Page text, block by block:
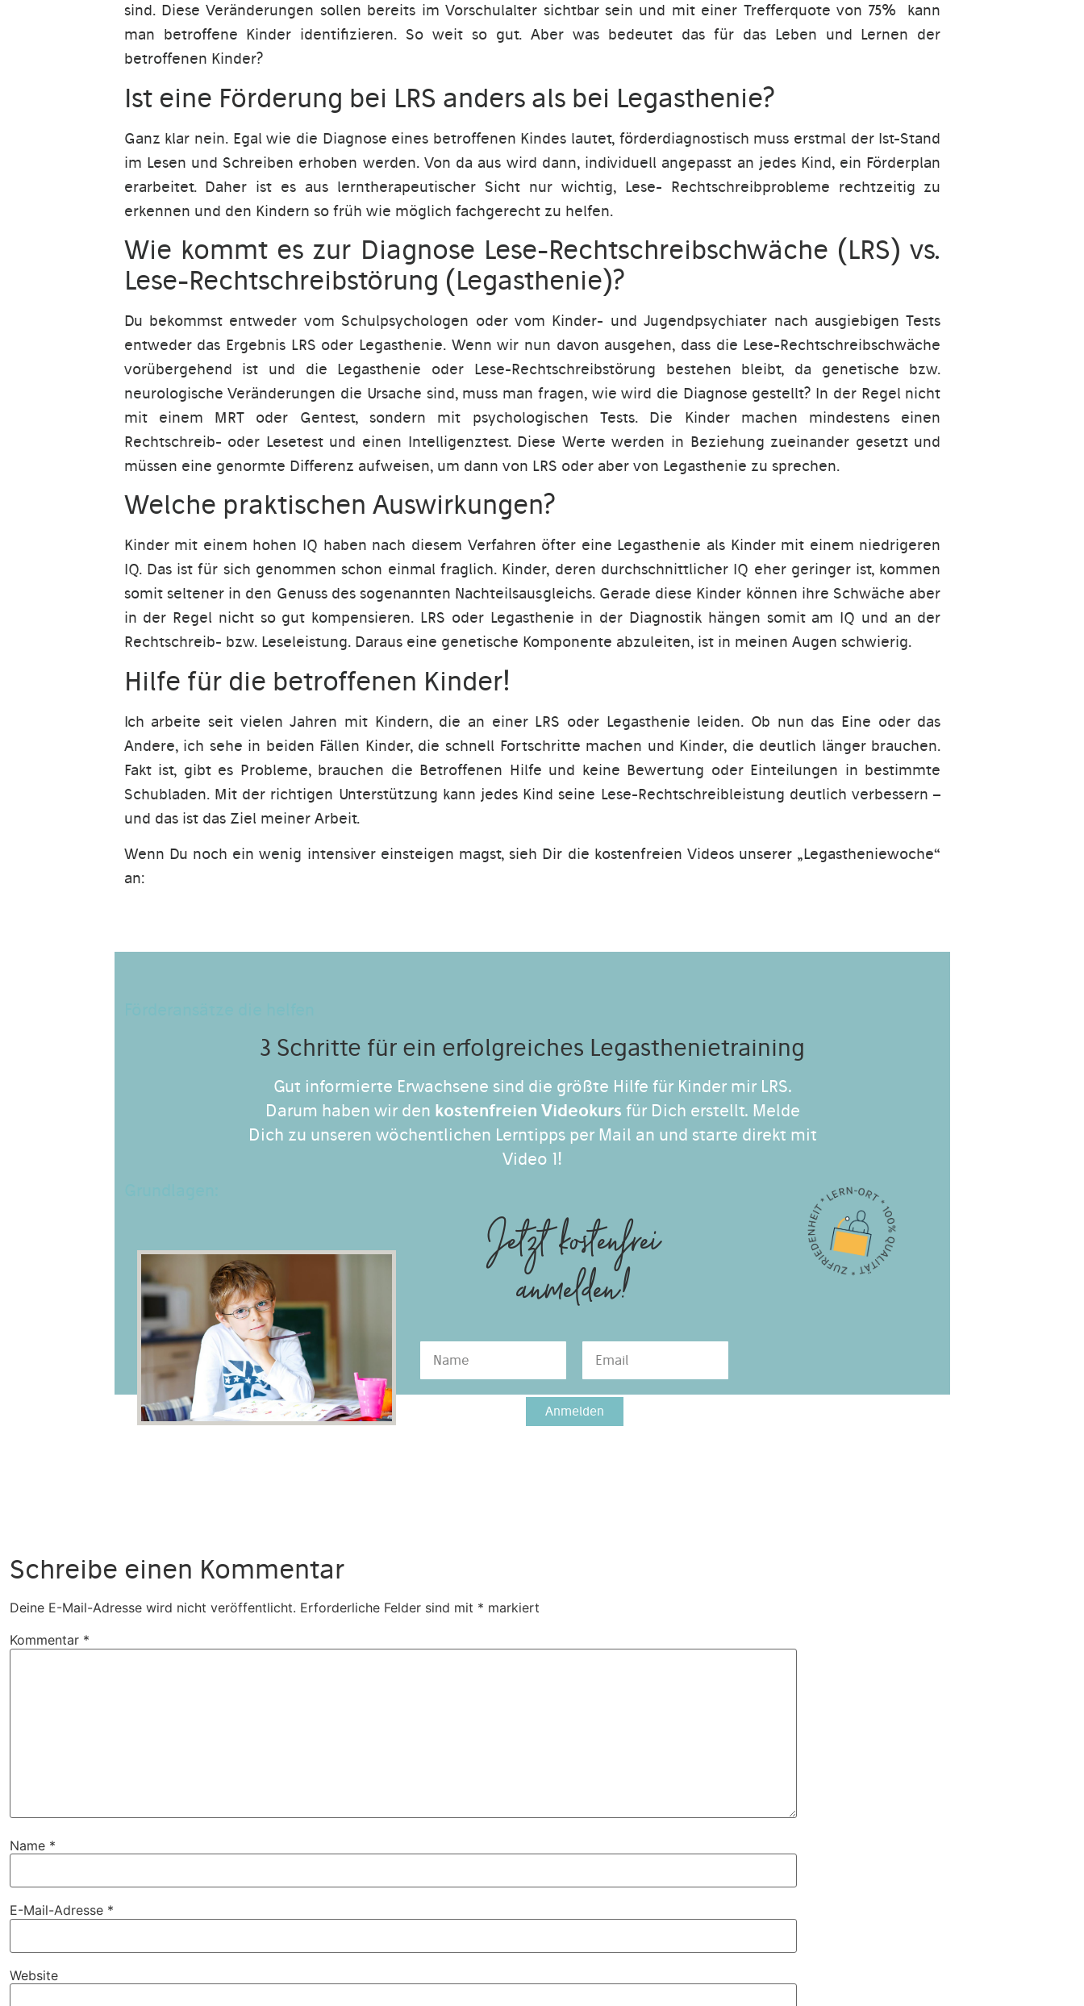
sind. Diese Veränderungen sollen bereits im Vorschulalter sichtbar sein und mit einer Trefferquote von 75% kann
man betroffene Kinder identifizieren. So weit so gut. Aber was bedeutet das für das Leben und Lernen der
betroffenen Kinder?
Ist eine Förderung bei LRS anders als bei Legasthenie?
Ganz klar nein. Egal wie die Diagnose eines betroffenen Kindes lautet, förderdiagnostisch muss erstmal der Ist-Stand
im Lesen und Schreiben erhoben werden. Von da aus wird dann, individuell angepasst an jedes Kind, ein Förderplan
erarbeitet. Daher ist es aus lerntherapeutischer Sicht nur wichtig, Lese- Rechtschreibprobleme rechtzeitig zu
erkennen und den Kindern so früh wie möglich fachgerecht zu helfen.
Wie kommt es zur Diagnose Lese-Rechtschreibschwäche (LRS) vs.
Lese-Rechtschreibstörung (Legasthenie)?
Du bekommst entweder vom Schulpsychologen oder vom Kinder- und Jugendpsychiater nach ausgiebigen Tests
entweder das Ergebnis LRS oder Legasthenie. Wenn wir nun davon ausgehen, dass die Lese-Rechtschreibschwäche
vorübergehend ist und die Legasthenie oder Lese-Rechtschreibstörung bestehen bleibt, da genetische bzw.
neurologische Veränderungen die Ursache sind, muss man fragen, wie wird die Diagnose gestellt? In der Regel nicht
mit einem MRT oder Gentest, sondern mit psychologischen Tests. Die Kinder machen mindestens einen
Rechtschreib- oder Lesetest und einen Intelligenztest. Diese Werte werden in Beziehung zueinander gesetzt und
müssen eine genormte Differenz aufweisen, um dann von LRS oder aber von Legasthenie zu sprechen.
Welche praktischen Auswirkungen?
Kinder mit einem hohen IQ haben nach diesem Verfahren öfter eine Legasthenie als Kinder mit einem niedrigeren
IQ. Das ist für sich genommen schon einmal fraglich. Kinder, deren durchschnittlicher IQ eher geringer ist, kommen
somit seltener in den Genuss des sogenannten Nachteilsausgleichs. Gerade diese Kinder können ihre Schwäche aber
in der Regel nicht so gut kompensieren. LRS oder Legasthenie in der Diagnostik hängen somit am IQ und an der
Rechtschreib- bzw. Leseleistung. Daraus eine genetische Komponente abzuleiten, ist in meinen Augen schwierig.
Hilfe für die betroffenen Kinder!
Ich arbeite seit vielen Jahren mit Kindern, die an einer LRS oder Legasthenie leiden. Ob nun das Eine oder das
Andere, ich sehe in beiden Fällen Kinder, die schnell Fortschritte machen und Kinder, die deutlich länger brauchen.
Fakt ist, gibt es Probleme, brauchen die Betroffenen Hilfe und keine Bewertung oder Einteilungen in bestimmte
Schubladen. Mit der richtigen Unterstützung kann jedes Kind seine Lese-Rechtschreibleistung deutlich verbessern –
und das ist das Ziel meiner Arbeit.
Wenn Du noch ein wenig intensiver einsteigen magst, sieh Dir die kostenfreien Videos unserer „Legastheniewoche“
an:
3 Schritte für ein erfolgreiches Legasthenietraining
Gut informierte Erwachsene sind die größte Hilfe für Kinder mir LRS.
Darum haben wir den kostenfreien Videokurs für Dich erstellt. Melde
Dich zu unseren wöchentlichen Lerntipps per Mail an und starte direkt mit
Video 1!
Jetzt kostenfrei
anmelden!
Anmelden
Schreibe einen Kommentar
Deine E-Mail-Adresse wird nicht veröffentlicht. Erforderliche Felder sind mit * markiert
Kommentar *
Name *
E-Mail-Adresse *
Website